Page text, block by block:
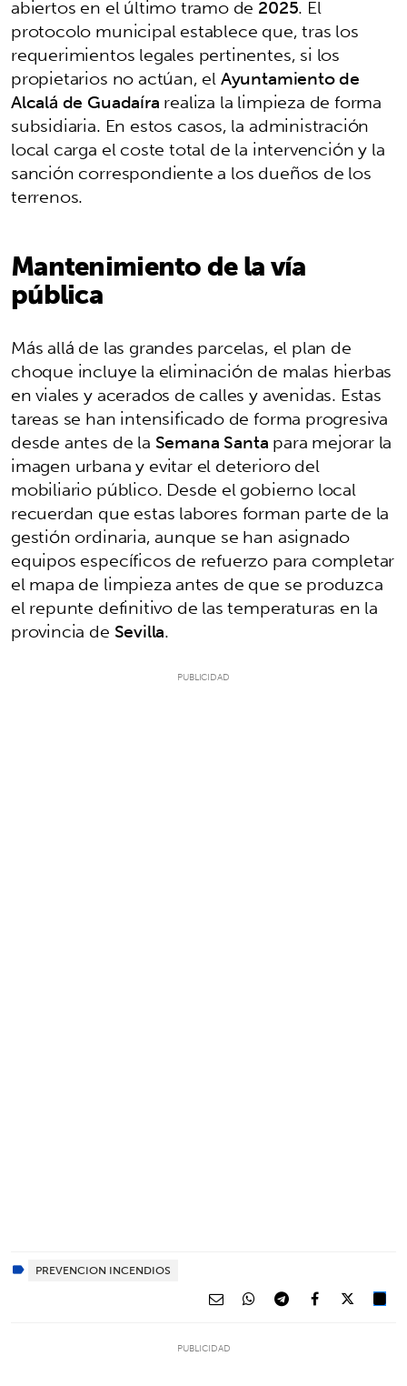
abiertos en el último tramo de 2025. El
protocolo municipal establece que, tras los
requerimientos legales pertinentes, si los
propietarios no actúan, elAyuntamiento de
Alcalá de Guadaírarealiza la limpieza de forma
subsidiaria. En estos casos, la administración
local carga el coste total de la intervención y la
sanción correspondiente a los dueños de los
terrenos.
Mantenimiento de la vía
pública
Más allá de las grandes parcelas, el plan de
choque incluye la eliminación de malas hierbas
en viales y acerados de calles y avenidas. Estas
tareas se han intensificado de forma progresiva
desde antes de la Semana Santapara mejorar la
imagen urbana y evitar el deterioro del
mobiliario público. Desde el gobierno local
recuerdan que estas labores forman parte de la
gestión ordinaria, aunque se han asignado
equipos específicos de refuerzo para completar
el mapa de limpieza antes de que se produzca
el repunte definitivo de las temperaturas en la
provincia de Sevilla.
PREVENCION INCENDIOS